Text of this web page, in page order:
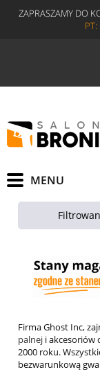
ZAPRASZAMY DO
PT:
Firma Ghost Inc,
palnej i akcesoriów
2000 roku.
bezwarunkową